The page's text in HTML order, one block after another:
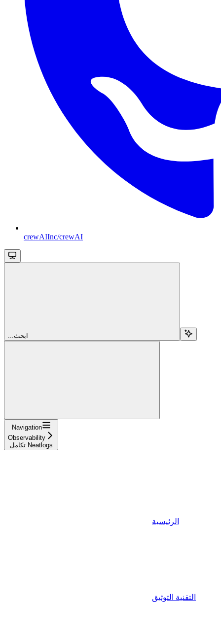
crewAIInc/crewAI
...ابحث
Navigation
Observability
تكامل Neatlogs
الرئيسية
التقنية التوثيق